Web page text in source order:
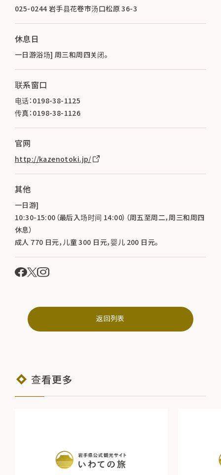
025-0244 岩手县花卷市汤口松原 36-3
休息日
一日游浴场] 周三和周四关闭。
联系窗口
电话：0198-38-1125
传真：0198-38-1126
官网
http://kazenotoki.jp/
其他
一日游]
10:30-15:00（最后入场时间 14:00）（周五至周二，周三和周四
休息）
成人 770 日元，儿童 300 日元，婴儿 200 日元。
返回列表
查看更多